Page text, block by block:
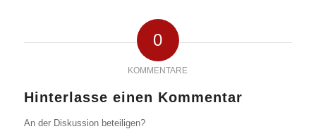
0
KOMMENTARE
Hinterlasse einen Kommentar
An der Diskussion beteiligen?